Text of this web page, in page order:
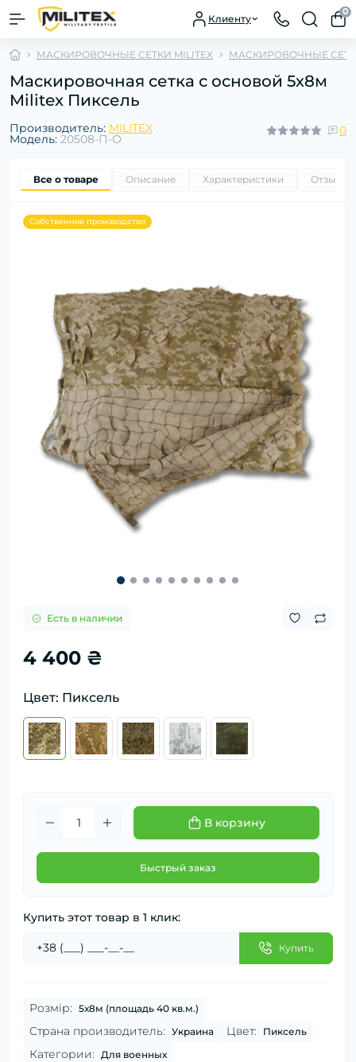
Клиенту
0
МАСКИРОВОЧНЫЕ СЕТКИ MILITEX МАСКИРОВОЧНЫЕ
Маскировочная сетка с основой 5х8м
Militex Пиксель
Производитель: MILITEX
Модель: 20508-П-О
0
Все о товаре Описание Характеристики Отзывы
Собственное производство
Есть в наличии
4 400 ₴
Цвет: Пиксель
В корзину
Быстрый заказ
Купить этот товар в 1 клик:
Купить
Розмір: 5х8м (площадь 40 кв.м.)
Страна производитель: Украина Цвет: Пиксель
Категории: Для военных